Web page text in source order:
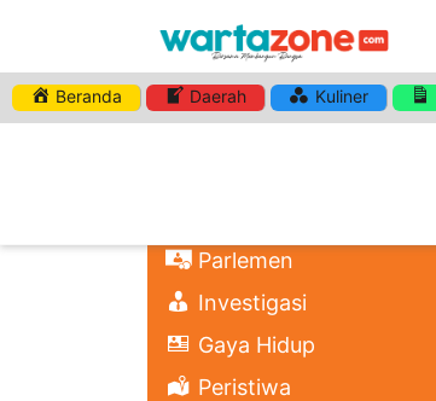
Beranda Daerah Kuliner
Parlemen
Investigasi
Gaya Hidup
Peristiwa